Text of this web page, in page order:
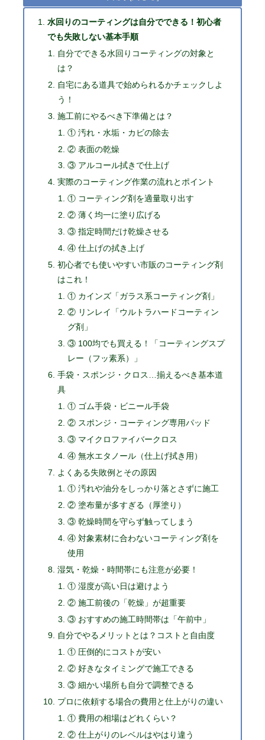
水回りのコーティングは自分でできる！初心者
でも失敗しない基本手順
自分でできる水回りコーティングの対象と
は？
自宅にある道具で始められるかチェックしよ
う！
施工前にやるべき下準備とは？
① 汚れ・水垢・カビの除去
② 表面の乾燥
③ アルコール拭きで仕上げ
実際のコーティング作業の流れとポイント
① コーティング剤を適量取り出す
② 薄く均一に塗り広げる
③ 指定時間だけ乾燥させる
④ 仕上げの拭き上げ
初心者でも使いやすい市販のコーティング剤
はこれ！
① カインズ「ガラス系コーティング剤」
② リンレイ「ウルトラハードコーティン
グ剤」
③ 100均でも買える！「コーティングスプ
レー（フッ素系）」
手袋・スポンジ・クロス…揃えるべき基本道
具
① ゴム手袋・ビニール手袋
② スポンジ・コーティング専用パッド
③ マイクロファイバークロス
④ 無水エタノール（仕上げ拭き用）
よくある失敗例とその原因
① 汚れや油分をしっかり落とさずに施工
② 塗布量が多すぎる（厚塗り）
③ 乾燥時間を守らず触ってしまう
④ 対象素材に合わないコーティング剤を
使用
湿気・乾燥・時間帯にも注意が必要！
① 湿度が高い日は避けよう
② 施工前後の「乾燥」が超重要
③ おすすめの施工時間帯は「午前中」
自分でやるメリットとは？コストと自由度
① 圧倒的にコストが安い
② 好きなタイミングで施工できる
③ 細かい場所も自分で調整できる
プロに依頼する場合の費用と仕上がりの違い
① 費用の相場はどれくらい？
② 仕上がりのレベルはやはり違う